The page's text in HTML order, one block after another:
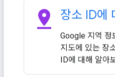
pin_drop 장소 ID에
Google 지역 정
지도에 있는 장
ID에 대해 알아